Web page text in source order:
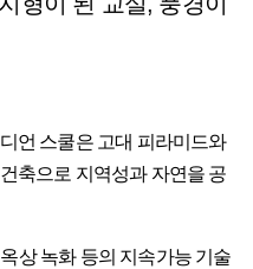
언 스쿨은 고대 피라미드와
축으로 지역성과 자연을 공
상 녹화 등의 지속가능 기술